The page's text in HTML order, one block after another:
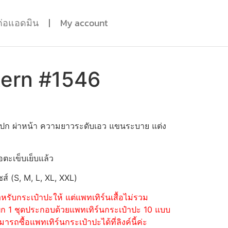
แอดมิน My account
#1546
ก ผ่าหน้า ความยาวระดับเอว แขนระบาย แต่ง
ะเข็บเย็บแล้ว
(S, M, L, XL, XXL)
บกระเป๋าปะให้ แต่แพทเทิร์นเสื้อไม่รวม
1 ชุดประกอบด้วยแพทเทิร์นกระเป๋าปะ 10 แบบ
ารถซื้อแพทเทิร์นกระเป๋าปะได้ที่ลิงค์นี้ค่ะ